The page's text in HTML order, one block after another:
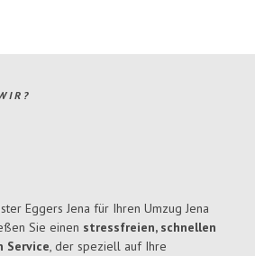
Eggers Jena für Ihren Umzug Jena
Sie einen stressfreien, schnellen
Service, der speziell auf Ihre